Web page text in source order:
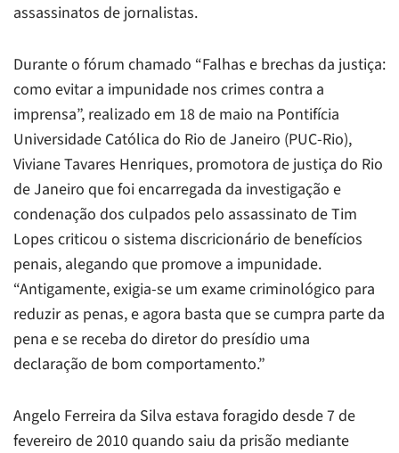
assassinatos de jornalistas.
Durante o fórum chamado “Falhas e brechas da justiça:
como evitar a impunidade nos crimes contra a
imprensa”, realizado em 18 de maio na Pontifícia
Universidade Católica do Rio de Janeiro (PUC-Rio),
Viviane Tavares Henriques, promotora de justiça do Rio
de Janeiro que foi encarregada da investigação e
condenação dos culpados pelo assassinato de Tim
Lopes criticou o sistema discricionário de benefícios
penais, alegando que promove a impunidade.
“Antigamente, exigia-se um exame criminológico para
reduzir as penas, e agora basta que se cumpra parte da
pena e se receba do diretor do presídio uma
declaração de bom comportamento.”
Angelo Ferreira da Silva estava foragido desde 7 de
fevereiro de 2010 quando saiu da prisão mediante